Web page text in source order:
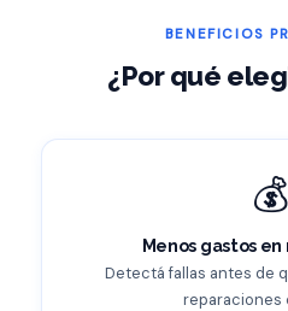
BENEFICIOS
¿Por qué
💰
Menos gastos
Detectá fallas antes de
reparaciones